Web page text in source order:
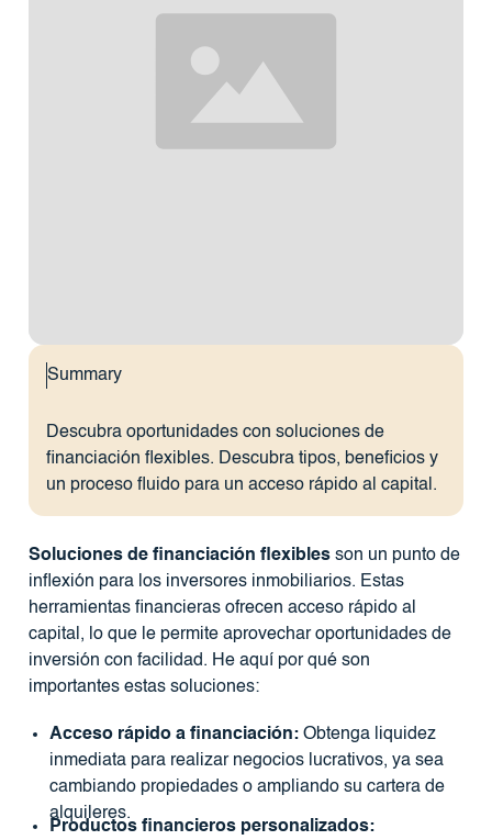
Summary
Descubra oportunidades con soluciones de
financiación flexibles. Descubra tipos, beneficios y
un proceso fluido para un acceso rápido al capital.
Soluciones de financiación flexiblesson un punto de
inflexión para los inversores inmobiliarios. Estas
herramientas financieras ofrecen acceso rápido al
capital, lo que le permite aprovechar oportunidades de
inversión con facilidad. He aquí por qué son
importantes estas soluciones:
Acceso rápido a financiación:Obtenga liquidez
inmediata para realizar negocios lucrativos, ya sea
cambiando propiedades o ampliando su cartera de
alquileres.
Productos financieros personalizados: